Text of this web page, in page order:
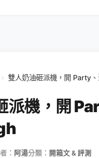
› 雙人奶油砸派機，開 Party
派機，開
： 阿湯分類： 開箱文 & 評測